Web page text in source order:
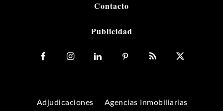
Contacto
Publicidad
Adjudicaciones
Agencias Inmobiliarias